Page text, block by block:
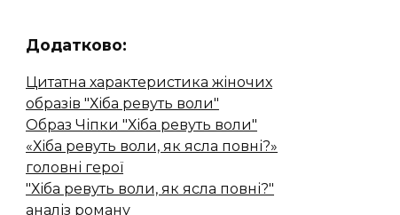
Додатково:
Цитатна характеристика жіночих
образів "Хіба ревуть воли"
Образ Чіпки "Хіба ревуть воли"
«Хіба ревуть воли, як ясла повні?»
головні герої
"Хіба ревуть воли, як ясла повні?"
аналіз роману